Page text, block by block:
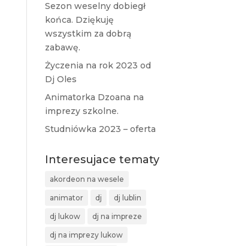
Sezon weselny dobiegł
końca. Dziękuję
wszystkim za dobrą
zabawę.
Życzenia na rok 2023 od
Dj Oles
Animatorka Dzoana na
imprezy szkolne.
Studniówka 2023 – oferta
Interesujace tematy
akordeon na wesele
animator dj dj lublin
dj lukow dj na impreze
dj na imprezy lukow